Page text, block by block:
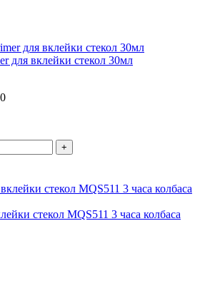
для вклейки стекол 30мл
+
стекол MQS511 3 часа колбаса